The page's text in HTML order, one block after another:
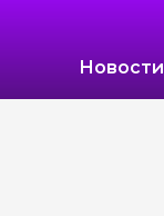
Новости